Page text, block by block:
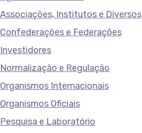
Associações, Institutos e Diversos
Confederações e Federações
Investidores
Normalização e Regulação
Organismos Internacionais
Organismos Oficiais
Pesquisa e Laboratório